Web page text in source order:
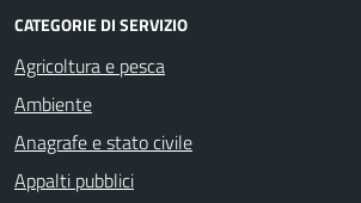
CATEGORIE DI SERVIZIO
Agricoltura e pesca
Ambiente
Anagrafe e stato civile
Appalti pubblici